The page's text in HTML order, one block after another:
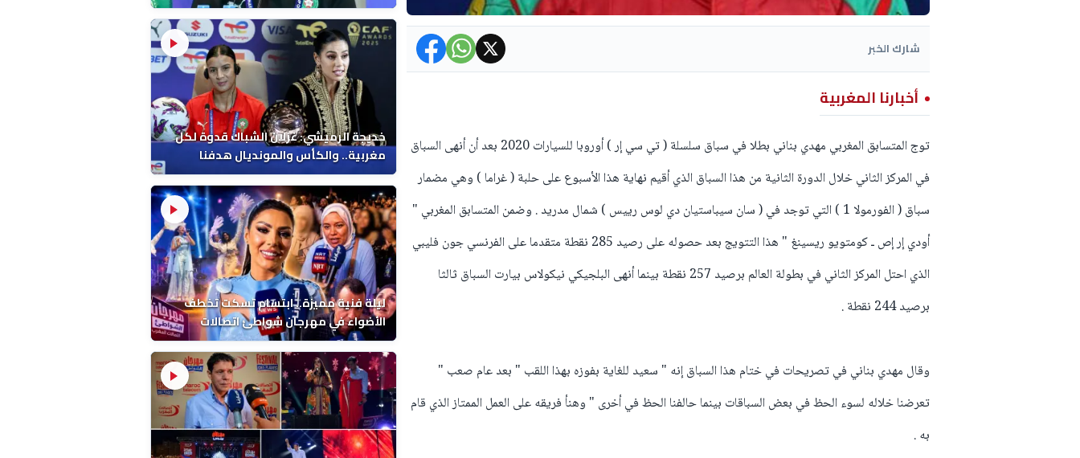
خديجة الرميشي: غزلان الشباك قدوة لكل
مغربية.. والكأس والمونديال هدفنا
ليلة فنية مميزة.. ابتسام تسكت تخطف
الأضواء في مهرجان شواطئ اتصالات
المغرب بالمضيق
شارك الخبر
أخبارنا المغربية
توج المتسابق المغربي مهدي بناني بطلا في سباق سلسلة ( تي سي إر ) أوروبا للسيارات 2020 بعد أن أنهى السباق
في المركز الثاني خلال الدورة الثانية من هذا السباق الذي أقيم نهاية هذا الأسبوع على حلبة ( غراما ) وهي مضمار
سباق ( الفورمولا 1 ) التي توجد في ( سان سيباستيان دي لوس رييس ) شمال مدريد . وضمن المتسابق المغربي "
أودي إر إص ـ كومتويو ريسينغ " هذا التتويج بعد حصوله على رصيد 285 نقطة متقدما على الفرنسي جون فليبي
الذي احتل المركز الثاني في بطولة العالم برصيد 257 نقطة بينما أنهى البلجيكي نيكولاس بيارت السباق ثالثا
برصيد 244 نقطة .
وقال مهدي بناني في تصريحات في ختام هذا السباق إنه " سعيد للغاية بفوزه بهذا اللقب " بعد عام صعب "
تعرضنا خلاله لسوء الحظ في بعض السباقات بينما حالفنا الحظ في أخرى " وهنأ فريقه على العمل الممتاز الذي قام
به .